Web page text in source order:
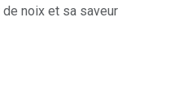
noix et sa saveur